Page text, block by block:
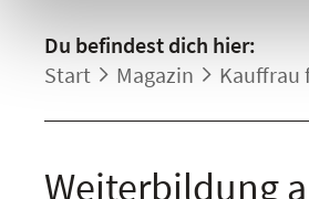
Du befindest dich hier:
Start
Magazin Kauffrau
Weiterbildung